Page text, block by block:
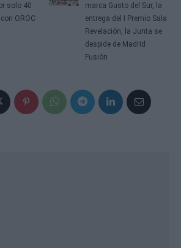
solo 40
OROC
marca Gusto del Sur, la
entrega del I Premio Sala
Revelación, la Junta se
despide de Madrid
Fusión